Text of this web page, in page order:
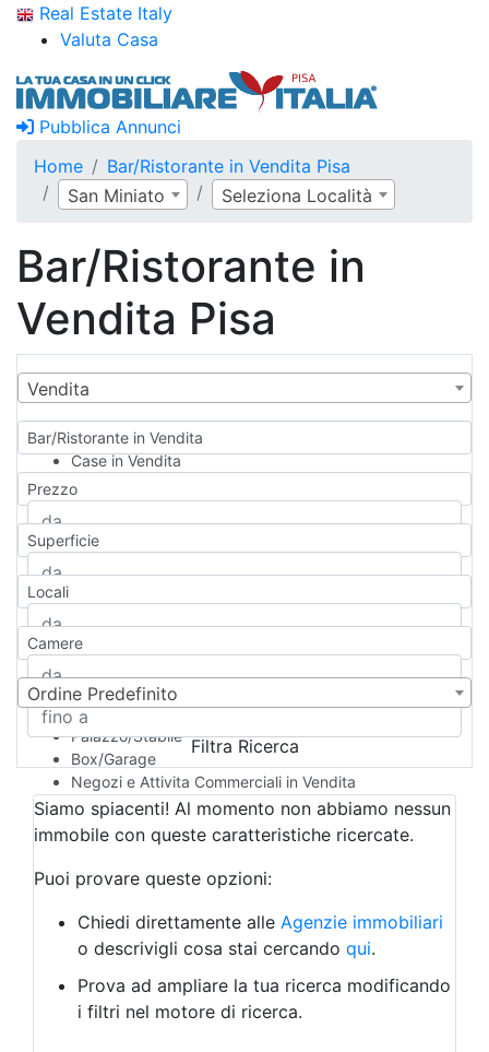
Real Estate Italy
Valuta Casa
Pubblica Annunci
Home
Bar/Ristorante in Vendita Pisa
San Miniato
Seleziona Località
Bar/Ristorante in
Vendita Pisa
Vendita
Bar/Ristorante in Vendita
Case in Vendita
Qualsiasi
Appartamento
Casa indipendente
Casa Semi-indipendente
Attico/Mansarda
Rustico/Casale
Camera d'Albergo
Multiproprietà
Palazzo/Stabile
Box/Garage
Negozi e Attivita Commerciali in Vendita
Qualsiasi
Attività/Licenza Commerciale
Azienda Agricola
Bar/Ristorante
Albergo
Laboratorio Artigianale
Negozio/locale commerciale
Agriturismo
Magazzini
Prezzo
Superficie
Locali
Camere
Ordine Predefinito
Filtra Ricerca
Siamo spiacenti! Al momento non abbiamo nessun
immobile con queste caratteristiche ricercate.
Puoi provare queste opzioni:
Chiedi direttamente alle Agenzie immobiliari
o descrivigli cosa stai cercando qui.
Prova ad ampliare la tua ricerca modificando
i filtri nel motore di ricerca.